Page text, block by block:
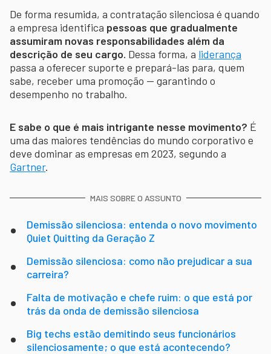
De forma resumida, a contratação silenciosa é quando
a empresa identifica pessoas que gradualmente
assumiram novas responsabilidades além da
descrição de seu cargo. Dessa forma, a liderança
passa a oferecer suporte e prepará-las para, quem
sabe, receber uma promoção — garantindo o
desempenho no trabalho.
E sabe o que é mais intrigante nesse movimento? É
uma das maiores tendências do mundo corporativo e
deve dominar as empresas em 2023, segundo a
Gartner.
MAIS SOBRE O ASSUNTO
Demissão silenciosa: entenda o novo movimento
Quiet Quitting da Geração Z
Demissão silenciosa: como não prejudicar a sua
carreira?
Falta de motivação e chefe ruim: o que está por
trás da onda de demissão silenciosa
Big techs estão demitindo seus funcionários
silenciosamente; o que está acontecendo?